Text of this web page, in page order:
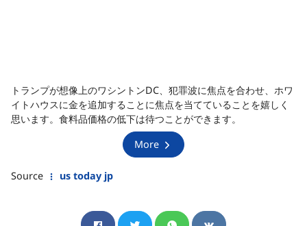
トランプが想像上のワシントンDC、犯罪波に焦点を合わせ、ホワ
イトハウスに金を追加することに焦点を当てていることを嬉しく
思います。食料品価格の低下は待つことができます。
More
Source us today jp